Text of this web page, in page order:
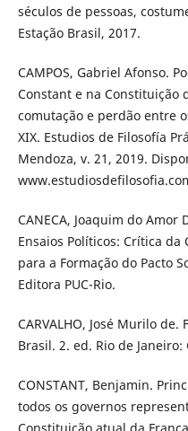
séculos de pessoas,
Estação Brasil, 2017.
CAMPOS, Gabriel Afonso.
Constant e na Constituição
comutação e perdão entre
XIX. Estudios de Filosofía
Mendoza, v. 21, 2019.
CANECA, Joaquim do Amor
Ensaios Políticos: Crítica
para a Formação do Pacto
Editora PUC-Rio.
CARVALHO, José Murilo
Brasil. 2. ed. Rio de
CONSTANT, Benjamin.
todos os governos